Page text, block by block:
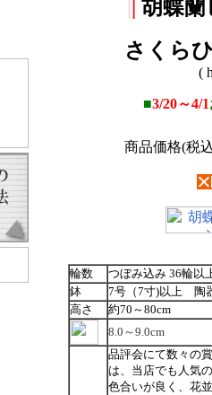
胡蝶蘭
さくら
(
■3/20～4/1
商品価格(税
輪数
つぼみ込み 36輪以
鉢
7号（7寸)以上 陶
高さ
約70～80cm
8.0～9.0cm
品評会にて数々の
は、当店でも人気
色合いが良く、花